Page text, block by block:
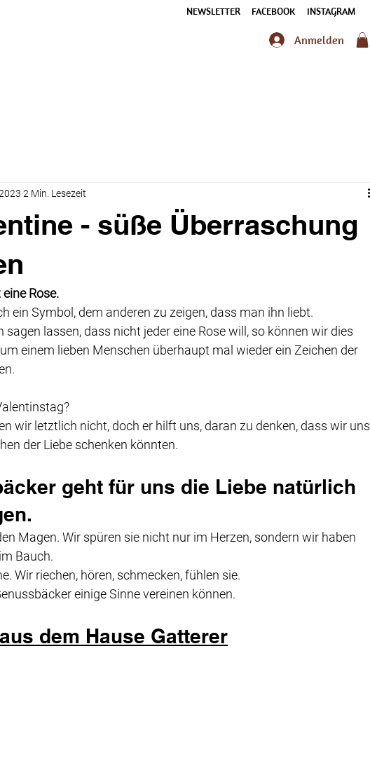
NEWSLETTER FACEBOOK INSTAGRAM
Anmelden
- süße Überraschung
2 Min. Lesezeit
Rose.
ein Symbol, dem anderen zu zeigen, dass man ihn liebt.
lassen, dass nicht jeder eine Rose will, so können wir dies
einem lieben Menschen überhaupt mal wieder ein Zeichen der
wir letztlich nicht, doch er hilft uns, daran zu denken, dass wir uns
der Liebe schenken könnten.
geht für uns die Liebe natürlich
Magen. Wir spüren sie nicht nur im Herzen, sondern wir haben
Bauch.
Wir riechen, hören, schmecken, fühlen sie.
einige Sinne vereinen können.
dem Hause Gatterer